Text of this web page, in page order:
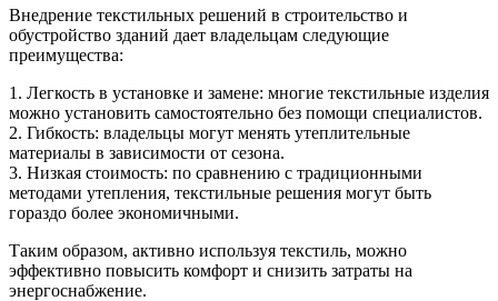
Внедрение текстильных решений в строительство и
обустройство зданий дает владельцам следующие
преимущества:
1. Легкость в установке и замене: многие текстильные изделия
можно установить самостоятельно без помощи специалистов.
2. Гибкость: владельцы могут менять утеплительные
материалы в зависимости от сезона.
3. Низкая стоимость: по сравнению с традиционными
методами утепления, текстильные решения могут быть
гораздо более экономичными.
Таким образом, активно используя текстиль, можно
эффективно повысить комфорт и снизить затраты на
энергоснабжение.